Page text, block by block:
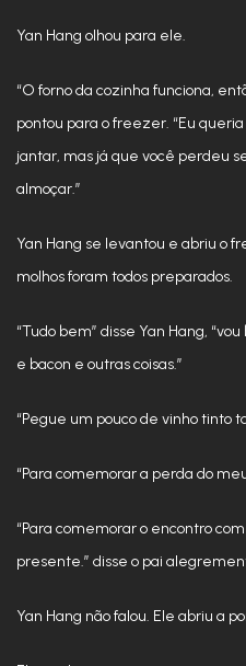
Yan Hang olhou para ele.
“O forno da cozinha funciona,
pontou para o freezer. “Eu
jantar, mas já que você perdeu
almoçar.”
Yan Hang se levantou e abriu o
molhos foram todos preparados.
“Tudo bem” disse Yan Hang,
e bacon e outras coisas.”
“Pegue um pouco de vinho tinto
“Para comemorar a perda do
“Para comemorar o encontro
presente.” disse o pai
Yan Hang não falou. Ele abriu a